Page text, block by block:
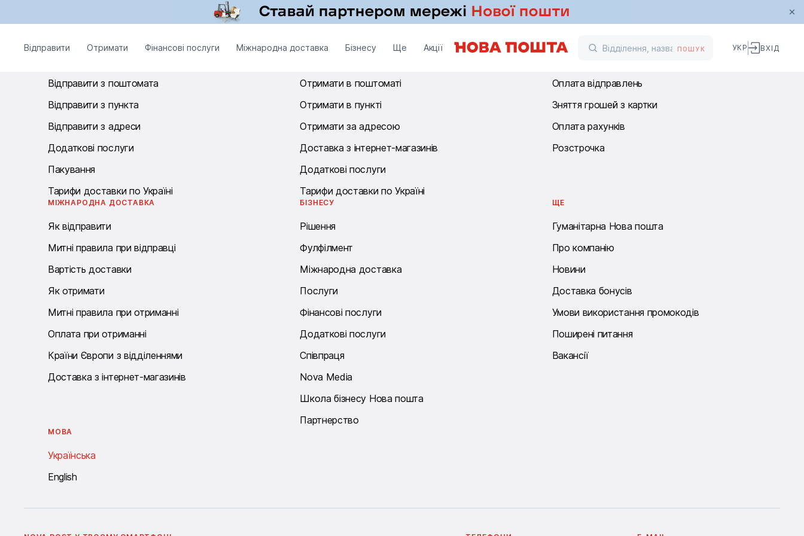
Відправити Отримати Фінансові послуги Міжнародна доставка Бізнесу Ще Акції ПОШУК УКР ВХІД
Відправити з поштомата
Відправити з пункта
Відправити з адреси
Додаткові послуги
Пакування
Тарифи доставки по Україні
Отримати в поштоматі
Отримати в пункті
Отримати за адресою
Доставка з інтернет-магазинів
Додаткові послуги
Тарифи доставки по Україні
Оплата відправлень
Зняття грошей з картки
Оплата рахунків
Розстрочка
МІЖНАРОДНА ДОСТАВКА
Як відправити
Митні правила при відправці
Вартість доставки
Як отримати
Митні правила при отриманні
Оплата при отриманні
Країни Європи з відділеннями
Доставка з інтернет-магазинів
БІЗНЕСУ
Рішення
Фулфілмент
Міжнародна доставка
Послуги
Фінансові послуги
Додаткові послуги
Співпраця
Nova Media
Школа бізнесу Нова пошта
Партнерство
ЩЕ
Гуманітарна Нова пошта
Про компанію
Новини
Доставка бонусів
Умови використання промокодів
Поширені питання
Вакансії
МОВА
Українська
English